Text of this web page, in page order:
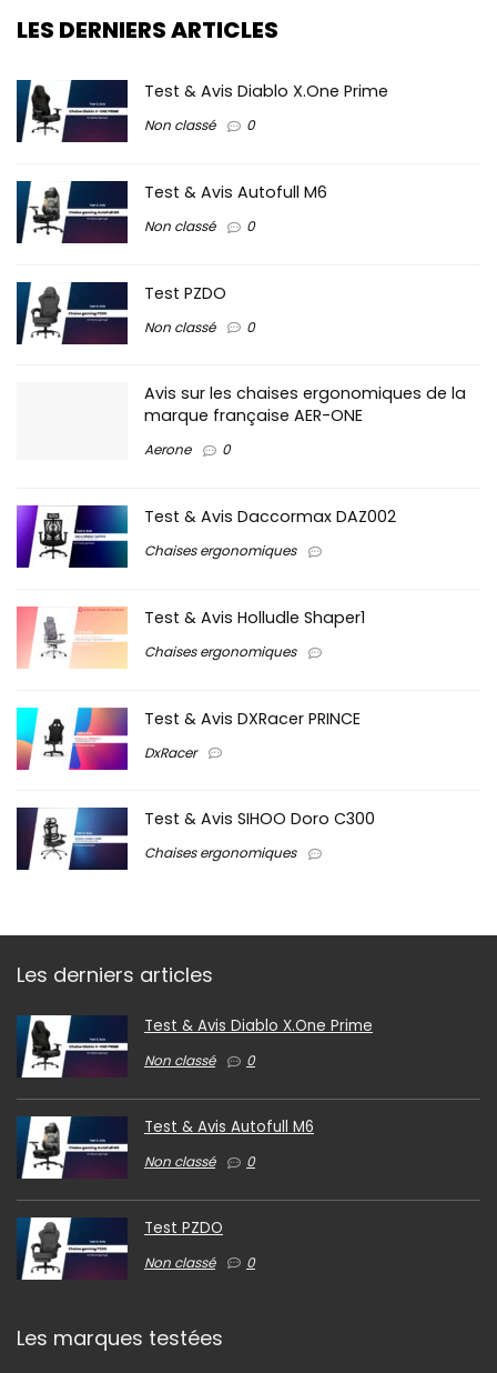
LES DERNIERS ARTICLES
Test & Avis Diablo X.One Prime
Non classé 0
Test & Avis Autofull M6
Non classé 0
Test PZDO
Non classé 0
Avis sur les chaises ergonomiques de la
marque française AER-ONE
Aerone 0
Test & Avis Daccormax DAZ002
Chaises ergonomiques
Test & Avis Holludle Shaper1
Chaises ergonomiques
Test & Avis DXRacer PRINCE
DxRacer
Test & Avis SIHOO Doro C300
Chaises ergonomiques
Les derniers articles
Test & Avis Diablo X.One Prime
Non classé 0
Test & Avis Autofull M6
Non classé 0
Test PZDO
Non classé 0
Les marques testées